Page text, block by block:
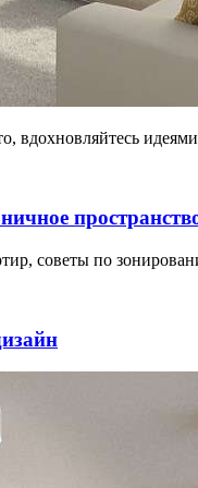
вдохновляйтесь
советы по